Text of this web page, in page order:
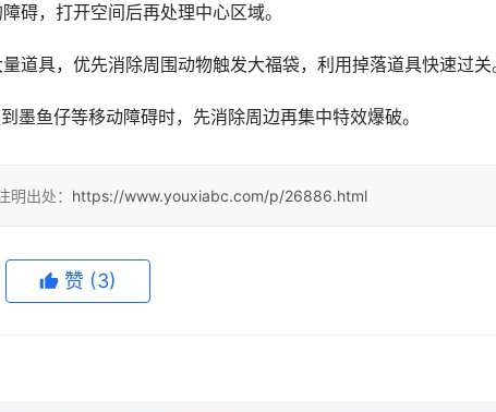
碍，打开空间后再处理中心区域。
道具，优先消除周围动物触发大福袋，利用掉落道具快速过关
鱼仔等移动障碍时，先消除周边再集中特效爆破。
出处： https://www.youxiabc.com/p/26886.html
赞 (3)